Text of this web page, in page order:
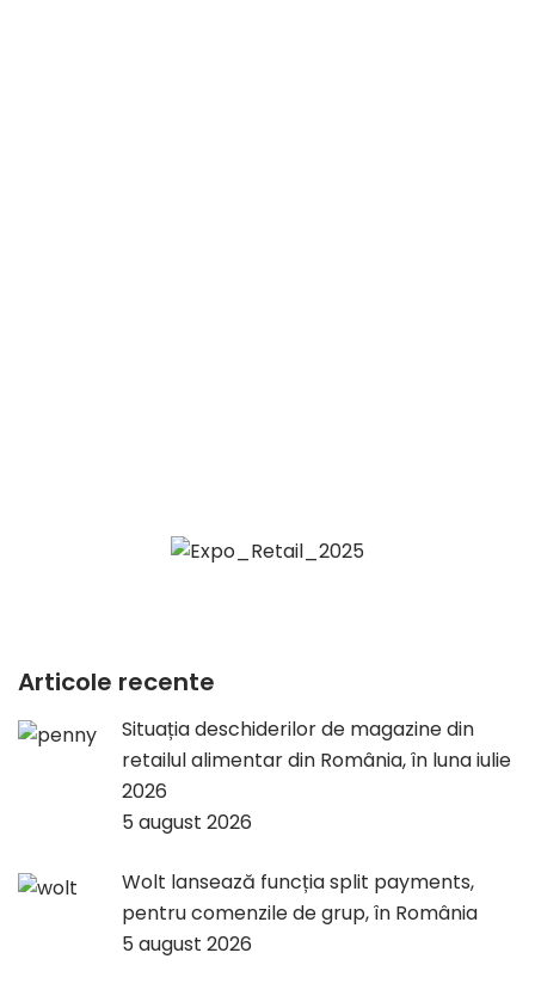
Articole recente
Situația deschiderilor de magazine din
retailul alimentar din România, în luna iulie
2026
5 august 2026
Wolt lansează funcția split payments,
pentru comenzile de grup, în România
5 august 2026